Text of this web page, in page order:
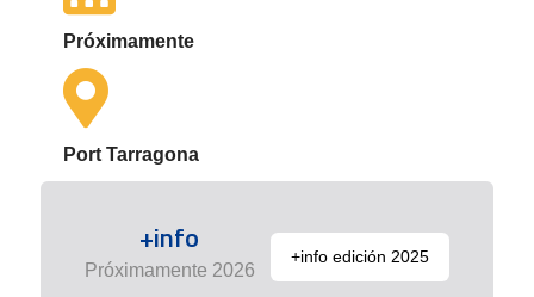
Próximamente
Port Tarragona
+info
Próximamente 2026
+info edición 2025